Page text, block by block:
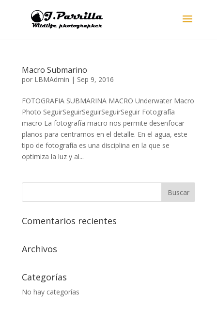
Macro Submarino
por LBMAdmin | Sep 9, 2016
FOTOGRAFIA SUBMARINA MACRO Underwater Macro
Photo SeguirSeguirSeguirSeguirSeguir Fotografía
macro La fotografía macro nos permite desenfocar
planos para centrarnos en el detalle. En el agua, este
tipo de fotografía es una disciplina en la que se
optimiza la luz y al...
Comentarios recientes
Archivos
Categorías
No hay categorías